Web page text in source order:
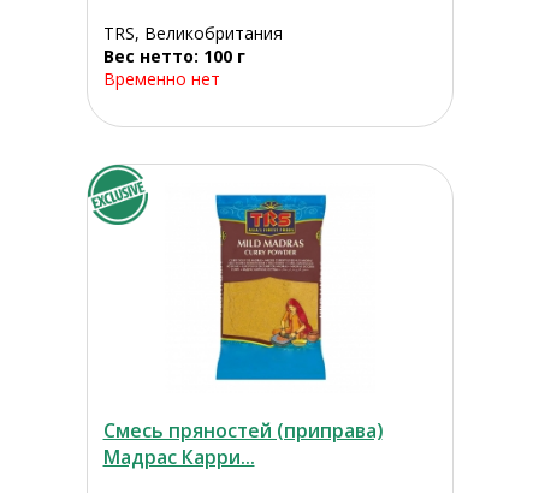
TRS, Великобритания
Вес нетто: 100 г
Временно нет
Смесь пряностей (приправа)
Мадрас Карри...